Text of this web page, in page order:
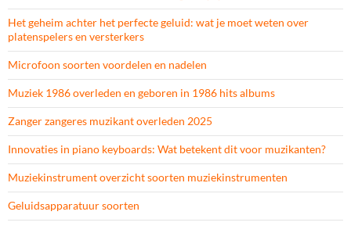
Het geheim achter het perfecte geluid: wat je moet weten over
platenspelers en versterkers
Microfoon soorten voordelen en nadelen
Muziek 1986 overleden en geboren in 1986 hits albums
Zanger zangeres muzikant overleden 2025
Innovaties in piano keyboards: Wat betekent dit voor muzikanten?
Muziekinstrument overzicht soorten muziekinstrumenten
Geluidsapparatuur soorten